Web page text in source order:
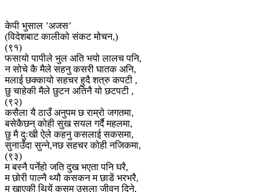
केपी भुसाल ’अजस’
(विदेशबाट कालीको संकट मोचन,)
(९१)
फसायो पापीले भुल अति भयो लालच पनि,
न सोचे कै मैले सहनु कसरी घातक अनि,
मलाई छक्कायो सहचर हुदै शत्रु कपटी ,
छु चाहेकी मैले छुटन अतिनै यो छटपटी ,
(९२)
कसैला यै ठाउँ अनुपम छ राम्रो जगतमा,
बसेकैछन् कोही सुख सयल गर्दै महलमा,
छु मै दुःखी ऐले कहनु कसलाई सकसमा,
सुनाउँदा सुन्ने,नछ सहचर कोही नजिकमा,
(९३)
म बस्नै पर्नेहो जति दुख भएता पनि घरै,
म छोरी पाल्नै थ्यौ कसकन म छाडें भरभरै,
म खाएकी थियें कसम उसला जीवन दिने,